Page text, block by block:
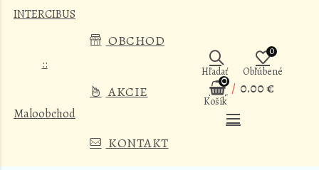
OBCHOD
AKCIE
KONTAKT
Hľadať
0
Obľúbené
0 / 0.00 €
Košík